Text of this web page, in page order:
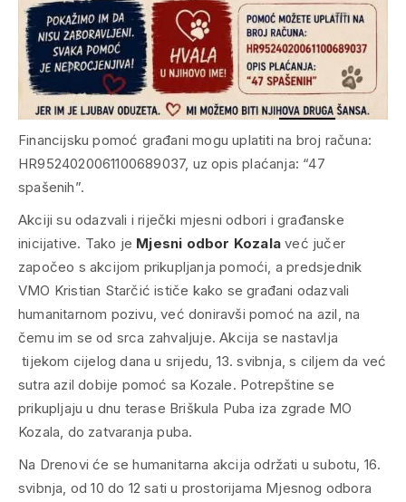
Financijsku pomoć građani mogu uplatiti na broj računa:
HR9524020061100689037, uz opis plaćanja: “47
spašenih”.
Akciji su odazvali i riječki mjesni odbori i građanske
inicijative. Tako je Mjesni odbor Kozala već jučer
započeo s akcijom prikupljanja pomoći, a predsjednik
VMO Kristian Starčić ističe kako se građani odazvali
humanitarnom pozivu, već doniravši pomoć na azil, na
čemu im se od srca zahvaljuje. Akcija se nastavlja
tijekom cijelog dana u srijedu, 13. svibnja, s ciljem da već
sutra azil dobije pomoć sa Kozale. Potrepštine se
prikupljaju u dnu terase Briškula Puba iza zgrade MO
Kozala, do zatvaranja puba.
Na Drenovi će se humanitarna akcija održati u subotu, 16.
svibnja, od 10 do 12 sati u prostorijama Mjesnog odbora